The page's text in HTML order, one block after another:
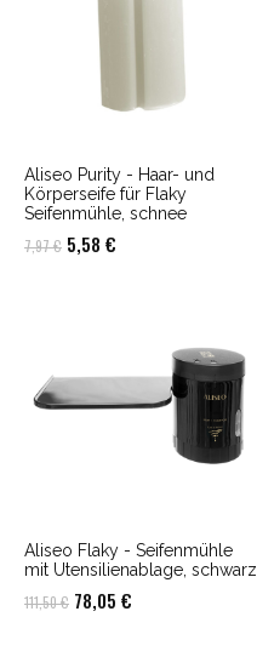
Aliseo Purity - Haar- und
Körperseife für Flaky
Seifenmühle, schnee
7,97€ Ursprünglicher
5,58 €
Aliseo Flaky - Seifenmühle
mit Utensilienablage, schwarz
111,50€ Ursprünglicher
78,05 €